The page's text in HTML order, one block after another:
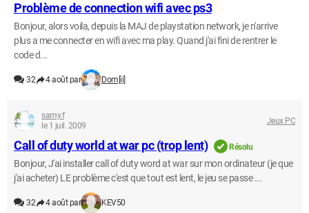
Problème de connection wifi avec ps3
Bonjour, alors voila, depuis la MAJ de playstation network, je n'arrive
plus a me connecter en wifi avec ma play. Quand j'ai fini de rentrer le
code d...
32 4 août par Dom[ii]
samy.f
le 1 juil. 2009
Jeux PC
Call of duty world at war pc (trop lent) Résolu
Bonjour, J'ai installer call of duty word at war sur mon ordinateur (je que
j'ai acheter) LE problème c'est que tout est lent, le jeu se passe ...
32 4 août par KEV50